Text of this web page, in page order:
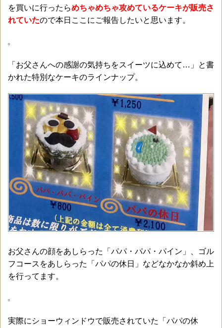
を買いに行ったらめちゃめちゃ攻めているケーキが販売さ
れていたので本日ここにご報告したいと思います。
「お父さんへの感謝の気持ちをスイーツに込めて…」と書
かれた特別なケーキのラインナップ。
お父さんの顔をあしらった「パパ・パパ・パイン」、ゴル
フコースをあしらった「パパの休日」などなかなか斜め上
を行ってます。
実際にショーウィンドウで販売されていた「パパの休